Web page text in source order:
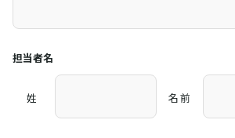
担当者名
姓 名前